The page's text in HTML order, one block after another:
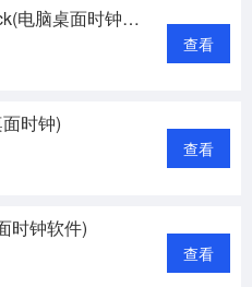
AtomicAlarmClock(电脑桌面时钟日历)v6.11特别版
查看
时钟)
查看
时钟软件)
查看